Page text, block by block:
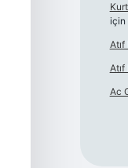
için
Ac